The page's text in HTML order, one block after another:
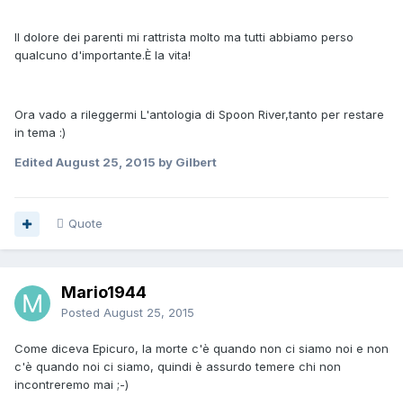
Il dolore dei parenti mi rattrista molto ma tutti abbiamo perso
qualcuno d'importante.È la vita!
Ora vado a rileggermi L'antologia di Spoon River,tanto per restare
in tema :)
Edited August 25, 2015 by Gilbert
Quote
Mario1944
Posted August 25, 2015
Come diceva Epicuro, la morte c'è quando non ci siamo noi e non
c'è quando noi ci siamo, quindi è assurdo temere chi non
incontreremo mai ;-)